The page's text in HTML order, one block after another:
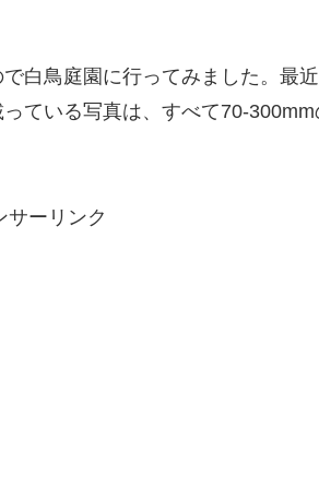
白鳥庭園に行ってみました。最
ている写真は、すべて70-
サーリンク